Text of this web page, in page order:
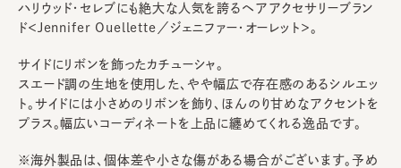
ハリウッド・セレブにも絶大な人気を誇るヘアアクセサリーブラン
ド＜Jennifer Ouellette／ジェニファー・オーレット＞。
サイドにリボンを飾ったカチューシャ。
スエード調の生地を使用した、やや幅広で存在感のあるシルエッ
ト。サイドには小さめのリボンを飾り、ほんのり甘めなアクセントを
プラス。幅広いコーディネートを上品に纏めてくれる逸品です。
※海外製品は、個体差や小さな傷がある場合がございます。予め